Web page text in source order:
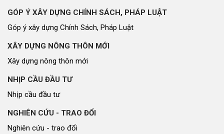
GÓP Ý XÂY DỰNG CHÍNH SÁCH, PHÁP LUẬT
Góp ý xây dựng Chính Sách, Pháp Luật
XÂY DỰNG NÔNG THÔN MỚI
Xây dựng nông thôn mới
NHỊP CẦU ĐẦU TƯ
Nhịp cầu đầu tư
NGHIÊN CỨU - TRAO ĐỔI
Nghiên cứu - trao đổi